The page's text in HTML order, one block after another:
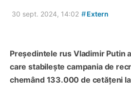
30 sept. 2024, 14:02 #Extern
Președintele rus Vladimir Putin
care stabilește campania de
chemând 133.000 de cetățeni